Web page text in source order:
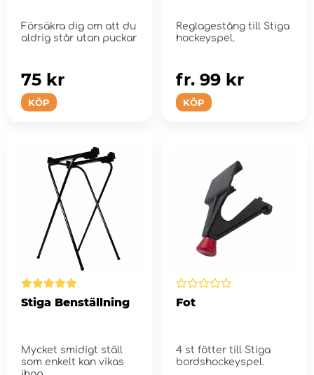
Försäkra dig om att du
aldrig står utan puckar
KÖP
75 kr
Reglagestång till Stiga
hockeyspel.
KÖP
fr. 99 kr
Stiga Benställning
Mycket smidigt ställ
som enkelt kan vikas
Fot
4 st fötter till Stiga
bordshockeyspel.